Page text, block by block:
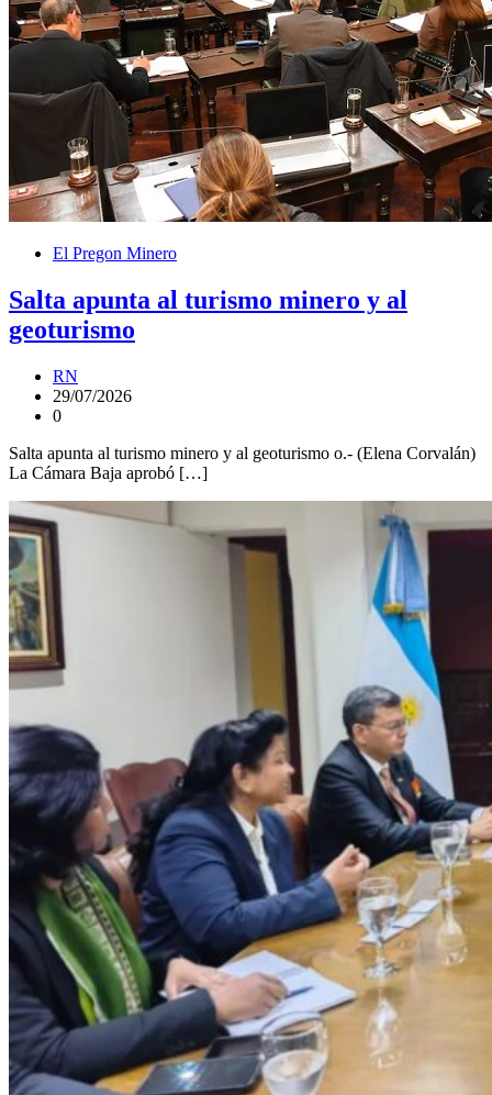
El Pregon Minero
Salta apunta al turismo minero y al
geoturismo
RN
29/07/2026
0
Salta apunta al turismo minero y al geoturismo o.- (Elena Corvalán)
La Cámara Baja aprobó […]